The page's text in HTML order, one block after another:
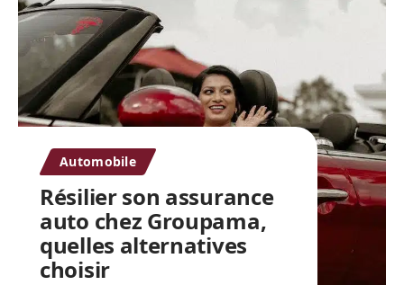
Automobile
Résilier son assurance
auto chez Groupama,
quelles alternatives
choisir